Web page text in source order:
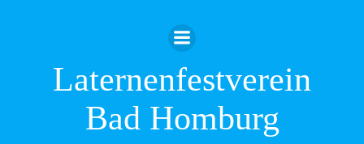
Inhalt
springen
Laternenfestverein
Bad Homburg